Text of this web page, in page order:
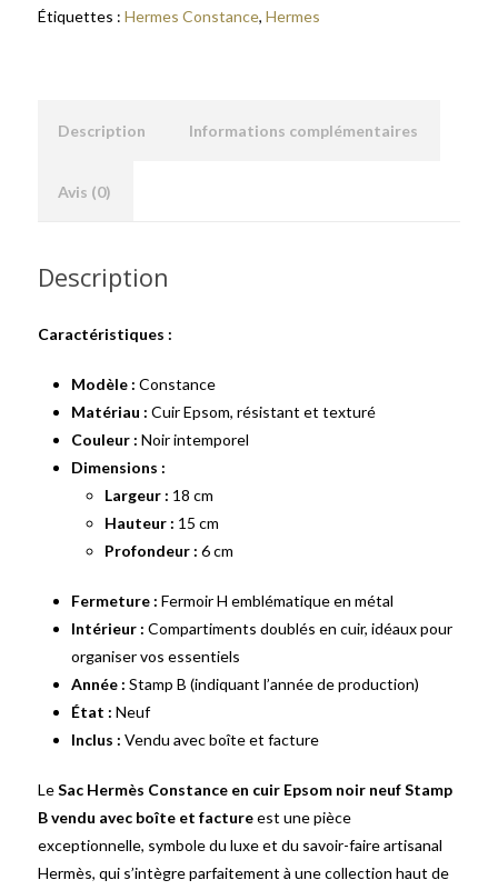
Étiquettes : Hermes Constance, Hermes
Description Informations complémentaires
Avis (0)
Description
Caractéristiques :
Modèle : Constance
Matériau : Cuir Epsom, résistant et texturé
Couleur : Noir intemporel
Dimensions :
Largeur : 18 cm
Hauteur : 15 cm
Profondeur : 6 cm
Fermeture : Fermoir H emblématique en métal
Intérieur : Compartiments doublés en cuir, idéaux pour
organiser vos essentiels
Année : Stamp B (indiquant l’année de production)
État : Neuf
Inclus : Vendu avec boîte et facture
LeSac Hermès Constance en cuir Epsom noir neuf Stamp
B vendu avec boîte et factureest une pièce
exceptionnelle, symbole du luxe et du savoir-faire artisanal
Hermès, qui s’intègre parfaitement à une collection haut de